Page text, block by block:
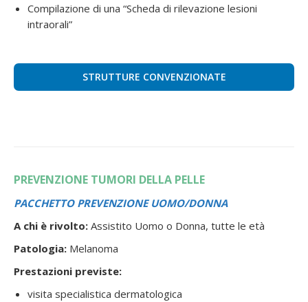
Compilazione di una “Scheda di rilevazione lesioni
intraorali”
STRUTTURE CONVENZIONATE
PREVENZIONE TUMORI DELLA PELLE
PACCHETTO PREVENZIONE UOMO/DONNA
A chi è rivolto: Assistito Uomo o Donna, tutte le età
Patologia: Melanoma
Prestazioni previste:
visita specialistica dermatologica